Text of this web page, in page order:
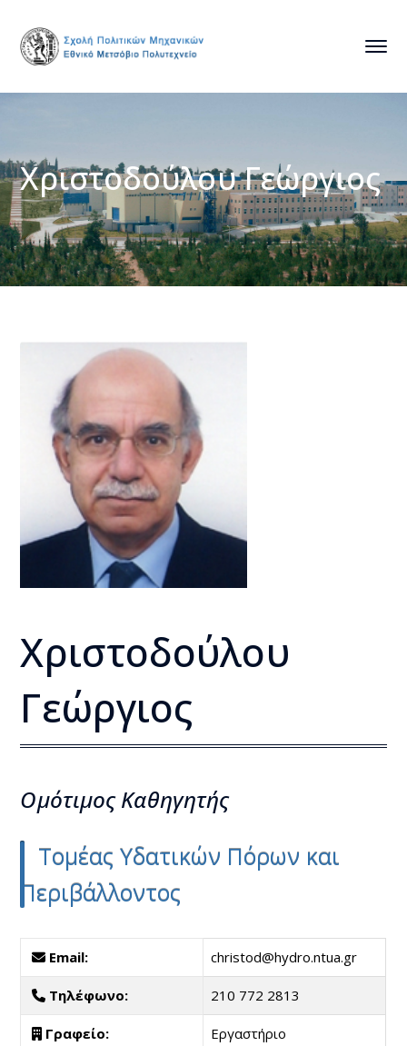
Χριστοδούλου Γεώργιος
Χριστοδούλου
Γεώργιος
Ομότιμος Kαθηγητής
Τομέας Υδατικών Πόρων και
Περιβάλλοντος
Email: christod@hydro.ntua.gr
Τηλέφωνο: 210 772 2813
Γραφείο:
Εργαστήριο